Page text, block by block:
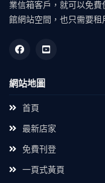
業信箱客戶，就可以免
館網站空間，也只需要租
網站地圖
首頁
最新店家
免費刊登
一頁式黃頁